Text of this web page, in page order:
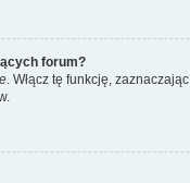
forum?
. Włącz tę funkcję, zaznaczając